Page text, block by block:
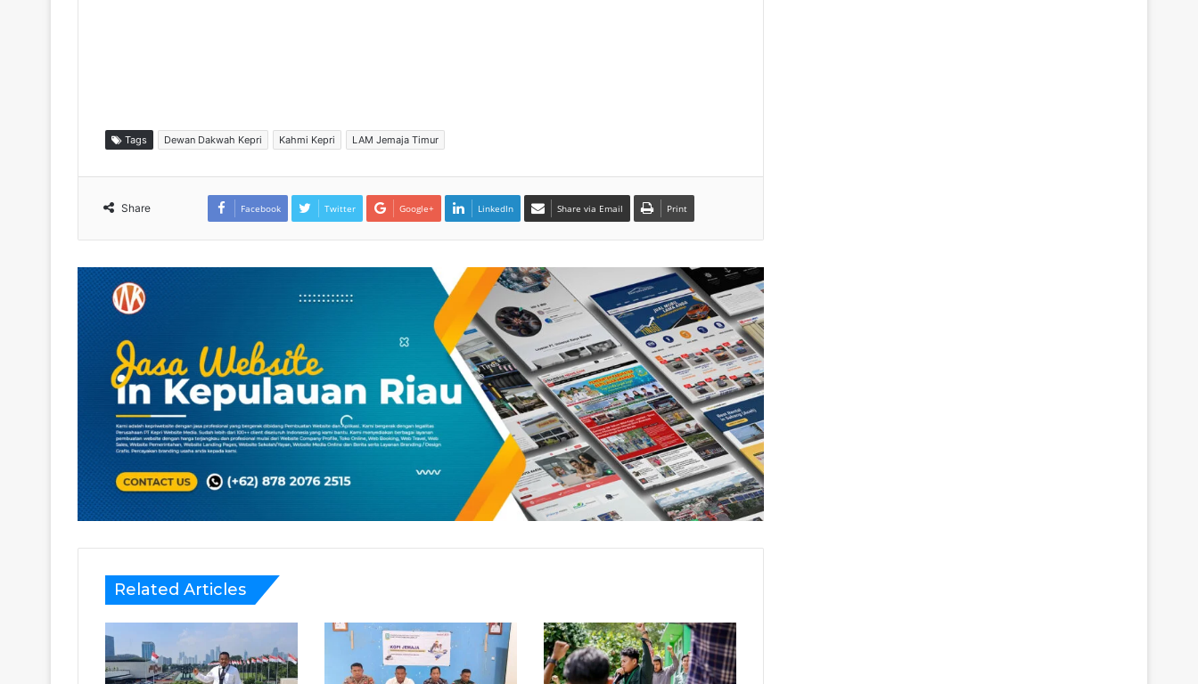
Tags Dewan Dakwah Kepri Kahmi Kepri LAM Jemaja Timur
Share Facebook Twitter Google+ LinkedIn Share via Email Print
Related Articles